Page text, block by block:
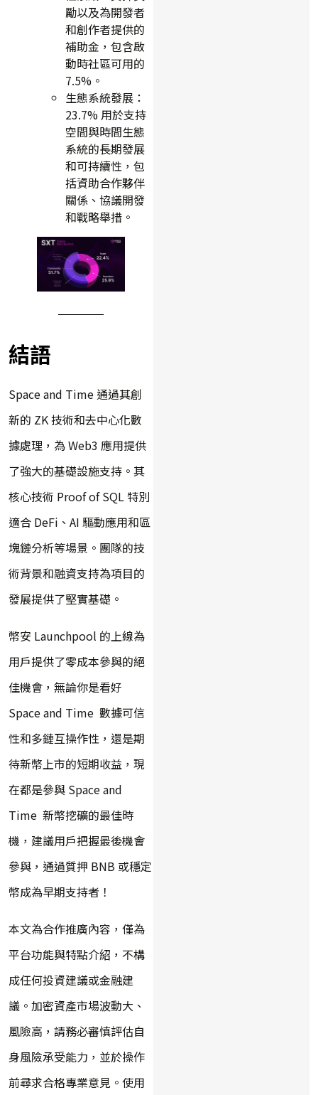
勵以及為開發者
和創作者提供的
補助金，包含啟
動時社區可用的
7.5%。
生態系統發展：
23.7% 用於支持
空間與時間生態
系統的長期發展
和可持續性，包
括資助合作夥伴
關係、協議開發
和戰略舉措。
結語
Space and Time 通過其創
新的 ZK 技術和去中心化數
據處理，為 Web3 應用提供
了強大的基礎設施支持。其
核心技術 Proof of SQL 特別
適合 DeFi、AI 驅動應用和區
塊鏈分析等場景。團隊的技
術背景和融資支持為項目的
發展提供了堅實基礎。
幣安 Launchpool 的上線為
用戶提供了零成本參與的絕
佳機會，無論你是看好
Space and Time 數據可信
性和多鏈互操作性，還是期
待新幣上市的短期收益，現
在都是參與 Space and
Time 新幣挖礦的最佳時
機，建議用戶把握最後機會
參與，通過質押 BNB 或穩定
幣成為早期支持者！
本文為合作推廣內容，僅為
平台功能與特點介紹，不構
成任何投資建議或金融建
議。加密資產市場波動大、
風險高，請務必審慎評估自
身風險承受能力，並於操作
前尋求合格專業意見。使用